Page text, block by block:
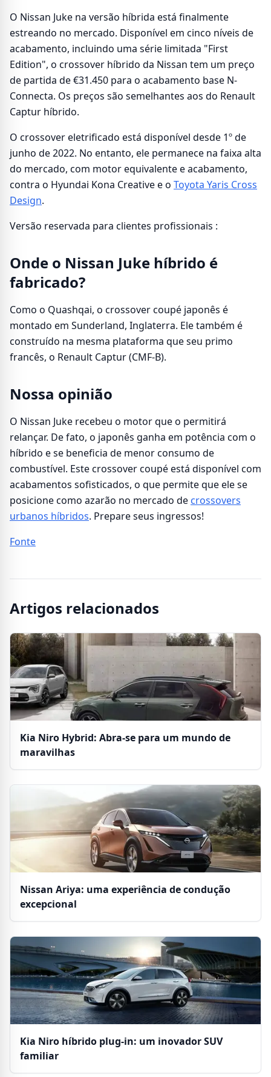
O Nissan Juke na versão híbrida está finalmente
estreando no mercado. Disponível em cinco níveis de
acabamento, incluindo uma série limitada "First
Edition", o crossover híbrido da Nissan tem um preço
de partida de €31.450 para o acabamento base N-
Connecta. Os preços são semelhantes aos do Renault
Captur híbrido.
O crossover eletrificado está disponível desde 1º de
junho de 2022. No entanto, ele permanece na faixa alta
do mercado, com motor equivalente e acabamento,
contra o Hyundai Kona Creative e o Toyota Yaris Cross
Design.
Versão reservada para clientes profissionais :
Onde o Nissan Juke híbrido é
fabricado?
Como o Quashqai, o crossover coupé japonês é
montado em Sunderland, Inglaterra. Ele também é
construído na mesma plataforma que seu primo
francês, o Renault Captur (CMF-B).
Nossa opinião
O Nissan Juke recebeu o motor que o permitirá
relançar. De fato, o japonês ganha em potência com o
híbrido e se beneficia de menor consumo de
combustível. Este crossover coupé está disponível com
acabamentos sofisticados, o que permite que ele se
posicione como azarão no mercado de crossovers
urbanos híbridos. Prepare seus ingressos!
Fonte
Artigos relacionados
Kia Niro Hybrid: Abra-se para um mundo de
maravilhas
Nissan Ariya: uma experiência de condução
excepcional
Kia Niro híbrido plug-in: um inovador SUV
familiar